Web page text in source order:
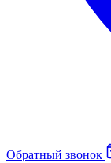
Обратный звонок